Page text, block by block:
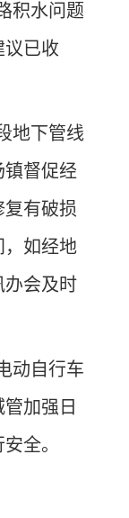
积水问题
议 已收
地下管线
督促经
有破损
，如经地
办会及时
动自行车
加强日
全。